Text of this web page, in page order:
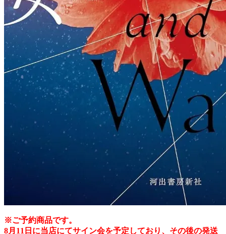
※ご予約商品です。
8月11日に当店にてサイン会を予定しており、その後の発送